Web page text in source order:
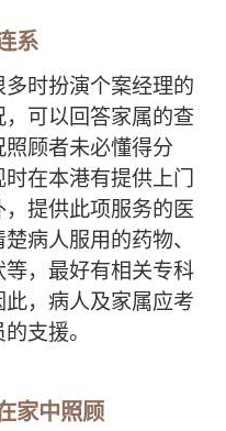
系
时扮演个案经理的
可以回答家属的查
顾者未必懂得分
在本港有提供上门
提供此项服务的医
病人服用的药物、
，最好有相关专科
，病人及家属应考
支援。
家中照顾